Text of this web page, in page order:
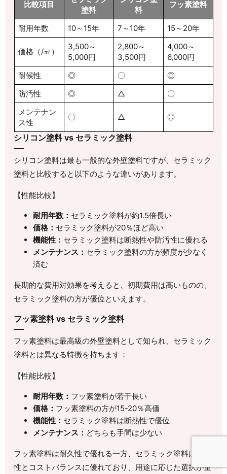
比較項目
塗料
料
フッ素塗料
耐用年数 10～15年 7～10年 15～20年
価格（/㎡）
3,500～
5,000円
2,800～
3,500円
4,000～
6,000円
耐候性
◎ 〇
◎
防汚性
◎ △
〇
メンテナン
ス性
〇 △ ◎
シリコン塗料 vs セラミック塗料
シリコン塗料は最も一般的な外壁塗料ですが、セラミック
塗料と比較すると以下のような違いがあります。
【性能比較】
耐用年数： セラミック塗料が約1.5倍長い
価格： セラミック塗料が20％ほど高い
機能性： セラミック塗料は断熱性や防汚性に優れる
メンテナンス： セラミック塗料の方が頻度が少なく
済む
長期的な費用対効果を考えると、初期費用は高いものの、
セラミック塗料の方が優位といえます。
フッ素塗料 vs セラミック塗料
フッ素塗料は最高級の外壁塗料として知られ、セラミック
塗料とは異なる特徴を持ちます：
【性能比較】
耐用年数： フッ素塗料が若干長い
価格： フッ素塗料の方が15-20％高価
機能性： セラミック塗料は断熱性で優位
メンテナンス： どちらも手間は少ない
フッ素塗料は耐久性で優れる一方、セラミック塗料は機能
性とコストバランスに優れており、用途に応じた選択が重